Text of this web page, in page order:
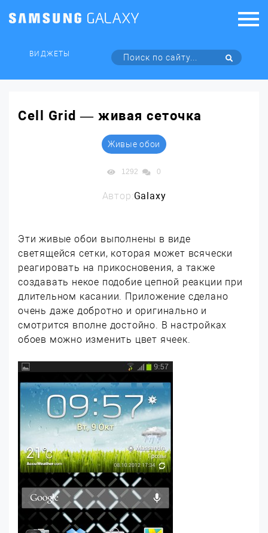
ВИДЖЕТЫ
Cell Grid — живая сеточка
Живые обои
1292 0
Автор:Galaxy
Эти живые обои выполнены в виде
светящейся сетки, которая может всячески
реагировать на прикосновения, а также
создавать некое подобие цепной реакции при
длительном касании. Приложение сделано
очень даже добротно и оригинально и
смотрится вполне достойно. В настройках
обоев можно изменить цвет ячеек.